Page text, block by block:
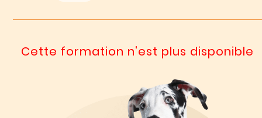
Cette formation n'est plus disponible